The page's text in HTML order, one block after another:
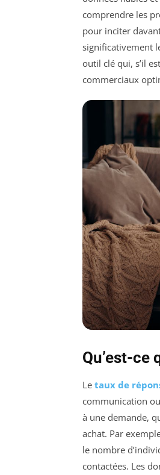
comprendre les
pour inciter
significativement
outil clé qui, s’il
commerciaux
Qu’est-ce
Le taux de
communication
à une demande,
achat. Par
le nombre
contactées. Les